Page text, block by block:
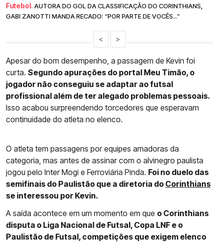
Futebol. AUTORA DO GOL DA CLASSIFICAÇÃO DO CORINTHIANS,
GABI ZANOTTI MANDA RECADO: “POR PARTE DE VOCÊS...”
< >
Apesar do bom desempenho, a passagem de Kevin foi
curta. Segundo apurações do portal Meu Timão, o
jogador não conseguiu se adaptar ao futsal
profissional além de ter alegado problemas pessoais.
Isso acabou surpreendendo torcedores que esperavam
continuidade do atleta no elenco.
O atleta tem passagens por equipes amadoras da
categoria, mas antes de assinar com o alvinegro paulista
jogou pelo Inter Mogi e Ferroviária Pinda. Foi no duelo das
semifinais do Paulistão que a diretoria do Corinthians
se interessou por Kevin.
A saída acontece em um momento em que o Corinthians
disputa o Liga Nacional de Futsal, Copa LNF e o
Paulistão de Futsal, competições que exigem elenco